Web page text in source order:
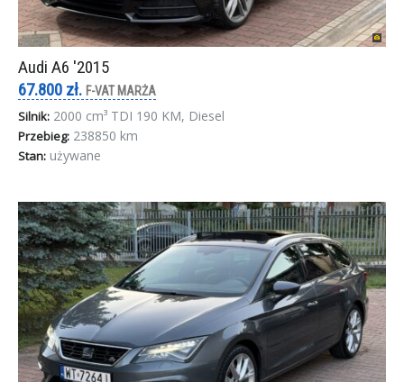
Audi A6 '2015
67.800 zł. F-VAT MARŻA
Silnik: 2000 cm³ TDI 190 KM, Diesel
Przebieg: 238850 km
Stan: używane